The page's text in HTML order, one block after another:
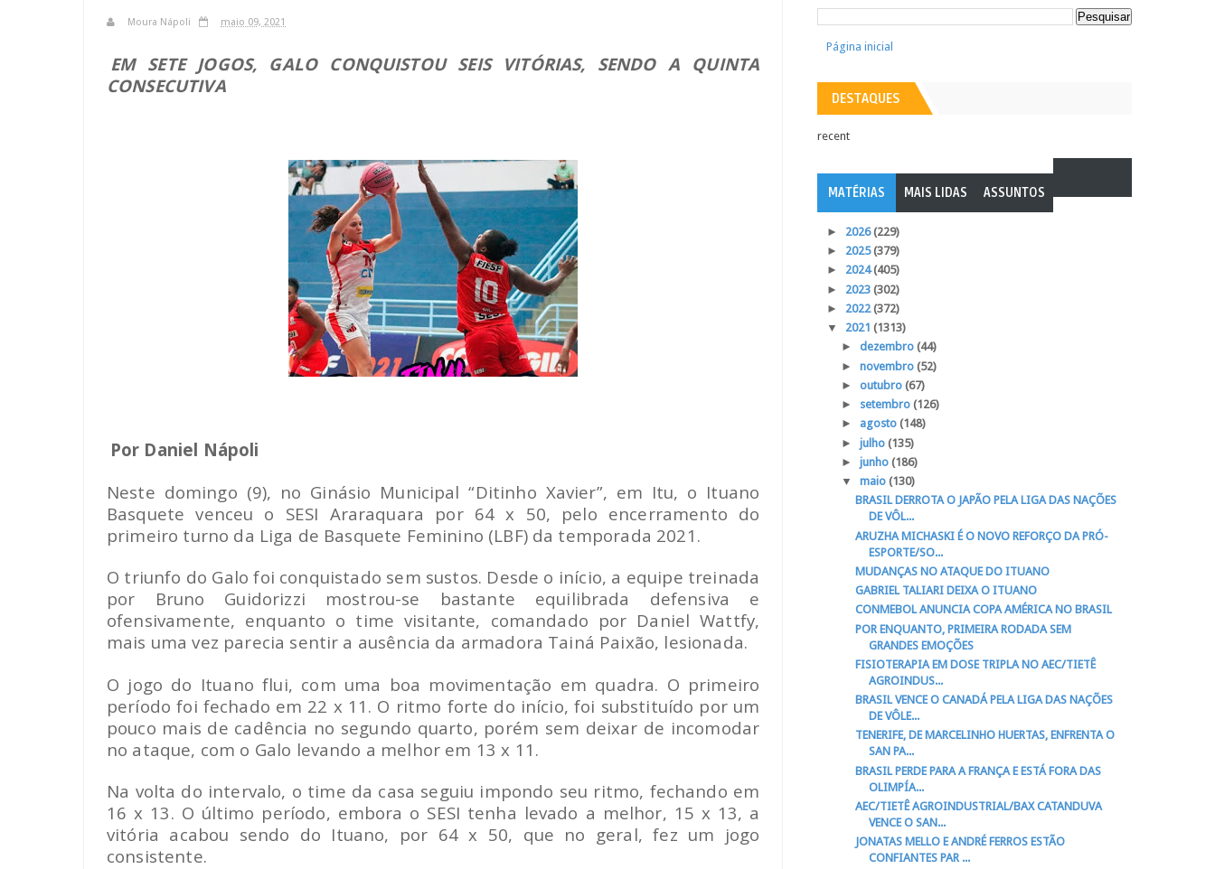
Moura Nápoli maio 09, 2021
EM SETE JOGOS, GALO CONQUISTOU SEIS VITÓRIAS, SENDO A QUINTA
CONSECUTIVA
Por Daniel Nápoli
Neste domingo (9), no Ginásio Municipal “Ditinho Xavier”, em Itu, o Ituano
Basquete venceu o SESI Araraquara por 64 x 50, pelo encerramento do
primeiro turno da Liga de Basquete Feminino (LBF) da temporada 2021.
O triunfo do Galo foi conquistado sem sustos. Desde o início, a equipe treinada
por Bruno Guidorizzi mostrou-se bastante equilibrada defensiva e
ofensivamente, enquanto o time visitante, comandado por Daniel Wattfy,
mais uma vez parecia sentir a ausência da armadora Tainá Paixão, lesionada.
O jogo do Ituano flui, com uma boa movimentação em quadra. O primeiro
período foi fechado em 22 x 11. O ritmo forte do início, foi substituído por um
pouco mais de cadência no segundo quarto, porém sem deixar de incomodar
no ataque, com o Galo levando a melhor em 13 x 11.
Na volta do intervalo, o time da casa seguiu impondo seu ritmo, fechando em
16 x 13. O último período, embora o SESI tenha levado a melhor, 15 x 13, a
vitória acabou sendo do Ituano, por 64 x 50, que no geral, fez um jogo
consistente.
Página inicial
DESTAQUES
recent
MATÉRIAS MAIS LIDAS ASSUNTOS
► 2026(229)
► 2025(379)
► 2024(405)
► 2023 (302)
► 2022(372)
▼ 2021 (1313)
► dezembro (44)
► novembro (52)
► outubro (67)
► setembro (126)
► agosto (148)
► julho (135)
► junho (186)
▼ maio (130)
BRASIL DERROTA O JAPÃO PELA LIGA DAS NAÇÕES
DE VÔL...
ARUZHA MICHASKI É O NOVO REFORÇO DA PRÓ-
ESPORTE/SO...
MUDANÇAS NO ATAQUE DO ITUANO
GABRIEL TALIARI DEIXA O ITUANO
CONMEBOL ANUNCIA COPA AMÉRICA NO BRASIL
POR ENQUANTO, PRIMEIRA RODADA SEM
GRANDES EMOÇÕES
FISIOTERAPIA EM DOSE TRIPLA NO AEC/TIETÊ
AGROINDUS...
BRASIL VENCE O CANADÁ PELA LIGA DAS NAÇÕES
DE VÔLE...
TENERIFE, DE MARCELINHO HUERTAS, ENFRENTA O
SAN PA...
BRASIL PERDE PARA A FRANÇA E ESTÁ FORA DAS
OLIMPÍA...
AEC/TIETÊ AGROINDUSTRIAL/BAX CATANDUVA
VENCE O SAN...
JONATAS MELLO E ANDRÉ FERROS ESTÃO
CONFIANTES PAR ...